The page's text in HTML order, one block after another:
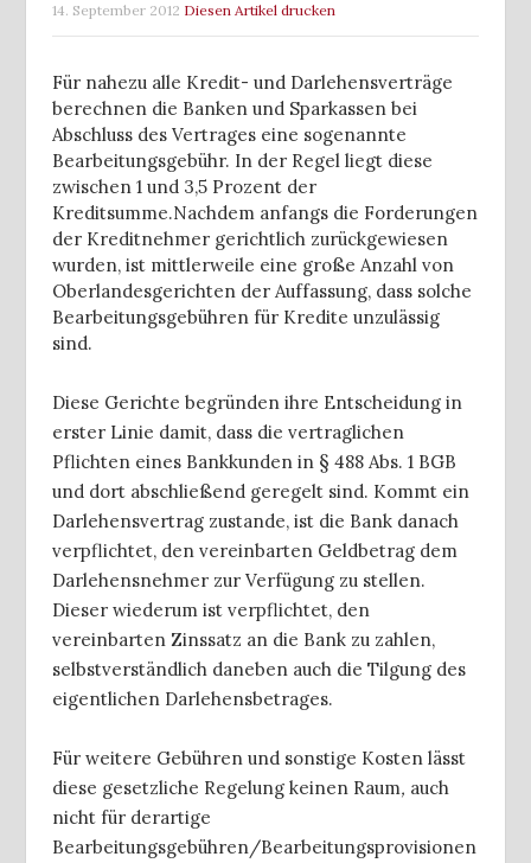
14. September 2012 Diesen Artikel drucken
Für nahezu alle Kredit- und Darlehensverträge
berechnen die Banken und Sparkassen bei
Abschluss des Vertrages eine sogenannte
Bearbeitungsgebühr. In der Regel liegt diese
zwischen 1 und 3,5 Prozent der
Kreditsumme.Nachdem anfangs die Forderungen
der Kreditnehmer gerichtlich zurückgewiesen
wurden, ist mittlerweile eine große Anzahl von
Oberlandesgerichten der Auffassung, dass solche
Bearbeitungsgebühren für Kredite unzulässig
sind.
Diese Gerichte begründen ihre Entscheidung in
erster Linie damit, dass die vertraglichen
Pflichten eines Bankkunden in § 488 Abs. 1 BGB
und dort abschließend geregelt sind. Kommt ein
Darlehensvertrag zustande, ist die Bank danach
verpflichtet, den vereinbarten Geldbetrag dem
Darlehensnehmer zur Verfügung zu stellen.
Dieser wiederum ist verpflichtet, den
vereinbarten Zinssatz an die Bank zu zahlen,
selbstverständlich daneben auch die Tilgung des
eigentlichen Darlehensbetrages.
Für weitere Gebühren und sonstige Kosten lässt
diese gesetzliche Regelung keinen Raum, auch
nicht für derartige
Bearbeitungsgebühren/Bearbeitungsprovisionen